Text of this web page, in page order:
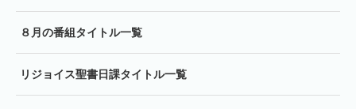
８月の番組タイトル一覧
リジョイス聖書日課タイトル一覧